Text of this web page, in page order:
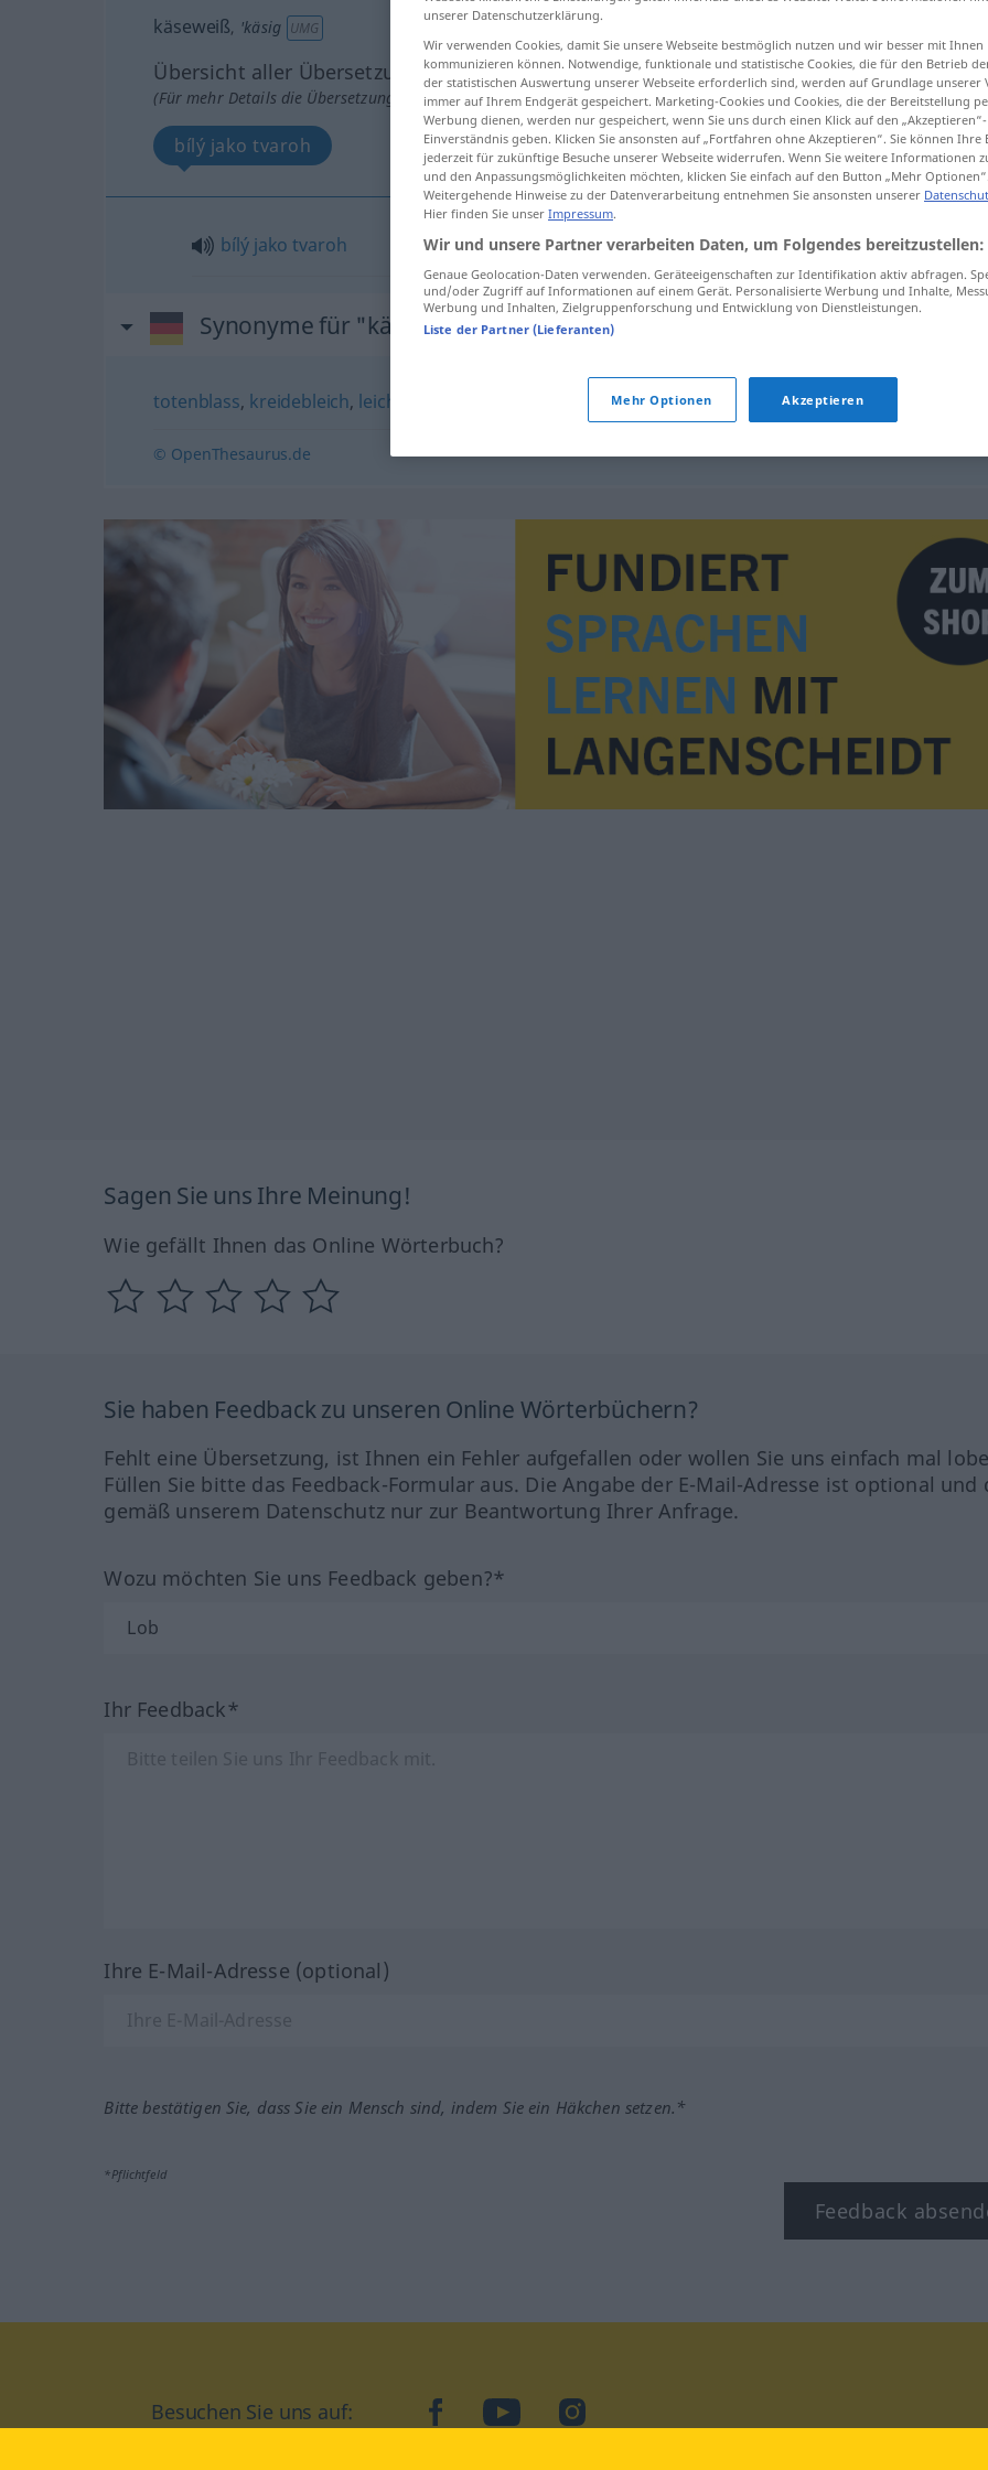
käseweiß, 'käsig UMG
Übersicht aller Übersetzungen
(Für mehr Details die Übersetzung anklicken/antippen)
bílý jako tvaroh
bílý jako tvaroh käseweiß
Synonyme für "käseweiß"
totenblass, kreidebleich, leichenblass fahl,kreideweiß aschfahl
© OpenThesaurus.de
Sagen Sie uns Ihre Meinung!
Wie gefällt Ihnen das Online Wörterbuch?
Sie haben Feedback zu unseren Online Wörterbüchern?
Fehlt eine Übersetzung, ist Ihnen ein Fehler aufgefallen oder wollen Sie uns einfach mal
Füllen Sie bitte das Feedback-Formular aus. Die Angabe der E-Mail-Adresse ist optional und
gemäß unserem Datenschutz nur zur Beantwortung Ihrer Anfrage.
Wozu möchten Sie uns Feedback geben?*
Ihr Feedback*
Ihre E-Mail-Adresse (optional)
Bitte bestätigen Sie, dass Sie ein Mensch sind, indem Sie ein Häkchen setzen.*
*Pflichtfeld
Feedback
Besuchen Sie uns auf: facebookYouTubeInstagram
unserer Datenschutzerklärung.
Wir verwenden Cookies, damit Sie unsere Webseite bestmöglich nutzen und wir besser mit Ihnen
kommunizieren können. Notwendige, funktionale und statistische Cookies, die für den Betrieb
der statistischen Auswertung unserer Webseite erforderlich sind, werden auf Grundlage unserer
immer auf Ihrem Endgerät gespeichert. Marketing-Cookies und Cookies, die der Bereitstellung
Werbung dienen, werden nur gespeichert, wenn Sie uns durch einen Klick auf den
Einverständnis geben. Klicken Sie ansonsten auf „Fortfahren ohne Akzeptieren“. Sie können
jederzeit für zukünftige Besuche unserer Webseite widerrufen. Wenn Sie weitere Informationen
und den Anpassungsmöglichkeiten möchten, klicken Sie einfach auf den Button „Mehr
Weitergehende Hinweise zu der Datenverarbeitung entnehmen Sie ansonsten unserer
Hier finden Sie unser Impressum.
Wir und unsere Partner verarbeiten Daten, um Folgendes bereitzustellen:
Genaue Geolocation-Daten verwenden. Geräteeigenschaften zur Identifikation aktiv abfragen.
und/oder Zugriff auf Informationen auf einem Gerät. Personalisierte Werbung und Inhalte,
Werbung und Inhalten, Zielgruppenforschung und Entwicklung von Dienstleistungen.
Liste der Partner (Lieferanten)
Mehr Optionen Akzeptieren